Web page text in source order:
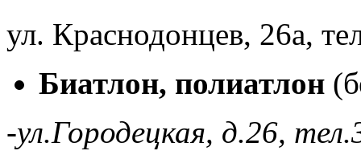
ул. Краснодонцев, 26а,
Биатлон, полиатлон
-ул.Городецкая, д.26,